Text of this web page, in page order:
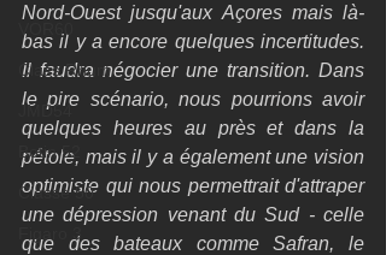
Class Rhum
JMD54
Botin 52
Classe 50
Figaro 3
Nord-Ouest jusqu'aux Açores mais là-
bas il y a encore quelques incertitudes.
Il faudra négocier une transition. Dans
le pire scénario, nous pourrions avoir
quelques heures au près et dans la
pétole, mais il y a également une vision
optimiste qui nous permettrait d'attraper
une dépression venant du Sud - celle
que des bateaux comme Safran, le